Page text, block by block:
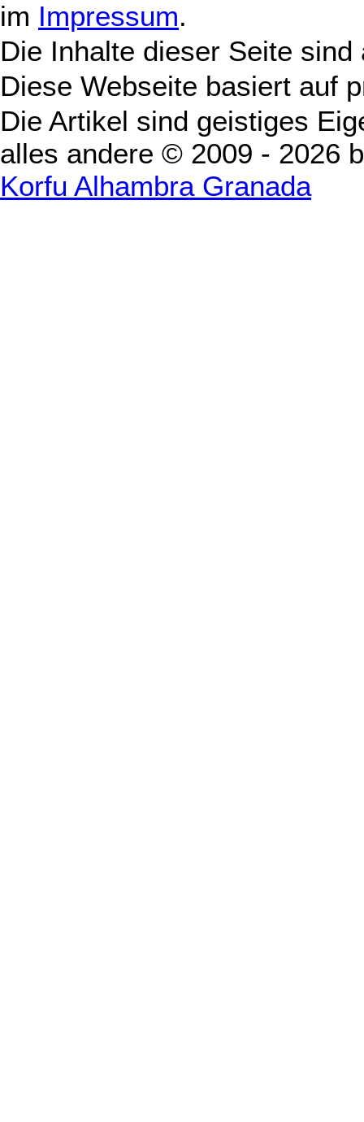
im Impressum.
Die Inhalte dieser Seite
Diese Webseite basiert auf
Die Artikel sind geistiges
alles andere © 2009 - 2026
Korfu Alhambra Granada